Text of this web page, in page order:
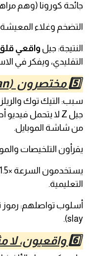
جائحة كورونا (وهم
التضخم وغلاء المعيشة
النتيجة: جيل واقعي
التقليدي، ويفكر في
5️⃣ مختصرون (Short Attention Span)
سبب: التيك توك
من شاشة الموبايل.
يقرأون التلخيصات
التعليمية.
slay).
6️⃣ واقعيون، لا مثاليون